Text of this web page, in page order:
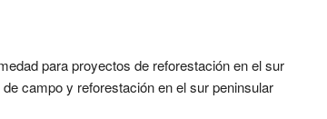
para proyectos de reforestación en el sur
campo y reforestación en el sur peninsular